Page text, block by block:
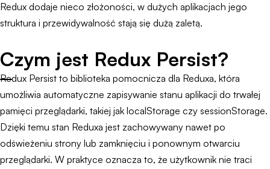
Redux dodaje nieco złożoności, w dużych aplikacjach jego
struktura i przewidywalność stają się dużą zaletą.
Czym jest Redux Persist?
Redux Persist to biblioteka pomocnicza dla Reduxa, która
umożliwia automatyczne zapisywanie stanu aplikacji do trwałej
pamięci przeglądarki, takiej jak localStorage czy sessionStorage.
Dzięki temu stan Reduxa jest zachowywany nawet po
odświeżeniu strony lub zamknięciu i ponownym otwarciu
przeglądarki. W praktyce oznacza to, że użytkownik nie traci